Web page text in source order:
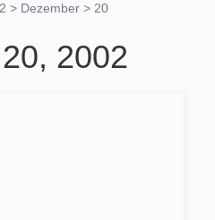
> Dezember > 20
2002